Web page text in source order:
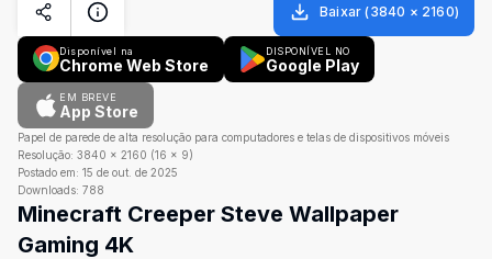
Baixar (3840 × 2160)
Disponível na
Chrome Web Store
DISPONÍVEL NO
Google Play
EM BREVE
App Store
Papel de parede de alta resolução para computadores e telas de dispositivos móveis
Resolução: 3840 × 2160 (16 × 9)
Postado em: 15 de out. de 2025
Downloads: 788
Minecraft Creeper Steve Wallpaper
Gaming 4K